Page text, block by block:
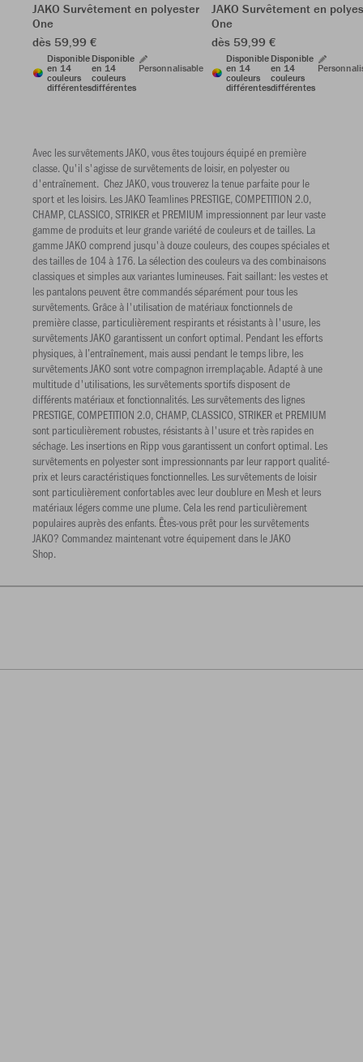
JAKO Survêtement en polyester
One
dès 59,99 €
Disponible
en 14
couleurs
différentes
Disponible
en 14
couleurs
différentes
Personnalisable
JAKO Survêtement en
One
dès 59,99 €
Disponible
en 14
couleurs
différentes
Disponible
en 14
couleurs
différentes
Avec les survêtements JAKO, vous êtes toujours équipé en première
classe. Qu'il s'agisse de survêtements de loisir, en polyester ou
d'entraînement. Chez JAKO, vous trouverez la tenue parfaite pour le
sport et les loisirs. Les JAKO Teamlines PRESTIGE, COMPETITION 2.0,
CHAMP, CLASSICO, STRIKER et PREMIUM impressionnent par leur vaste
gamme de produits et leur grande variété de couleurs et de tailles. La
gamme JAKO comprend jusqu'à douze couleurs, des coupes spéciales et
des tailles de 104 à 176. La sélection des couleurs va des combinaisons
classiques et simples aux variantes lumineuses. Fait saillant: les vestes et
les pantalons peuvent être commandés séparément pour tous les
survêtements. Grâce à l'utilisation de matériaux fonctionnels de
première classe, particulièrement respirants et résistants à l'usure, les
survêtements JAKO garantissent un confort optimal. Pendant les efforts
physiques, à l’entraînement, mais aussi pendant le temps libre, les
survêtements JAKO sont votre compagnon irremplaçable. Adapté à une
multitude d'utilisations, les survêtements sportifs disposent de
différents matériaux et fonctionnalités. Les survêtements des lignes
PRESTIGE, COMPETITION 2.0, CHAMP, CLASSICO, STRIKER et PREMIUM
sont particulièrement robustes, résistants à l'usure et très rapides en
séchage. Les insertions en Ripp vous garantissent un confort optimal. Les
survêtements en polyester sont impressionnants par leur rapport qualité-
prix et leurs caractéristiques fonctionnelles. Les survêtements de loisir
sont particulièrement confortables avec leur doublure en Mesh et leurs
matériaux légers comme une plume. Cela les rend particulièrement
populaires auprès des enfants. Êtes-vous prêt pour les survêtements
JAKO? Commandez maintenant votre équipement dans le JAKO
Shop.